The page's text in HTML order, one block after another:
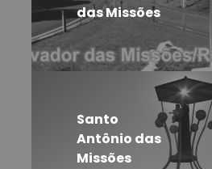
das Missões
Santo
Antônio das
Missões